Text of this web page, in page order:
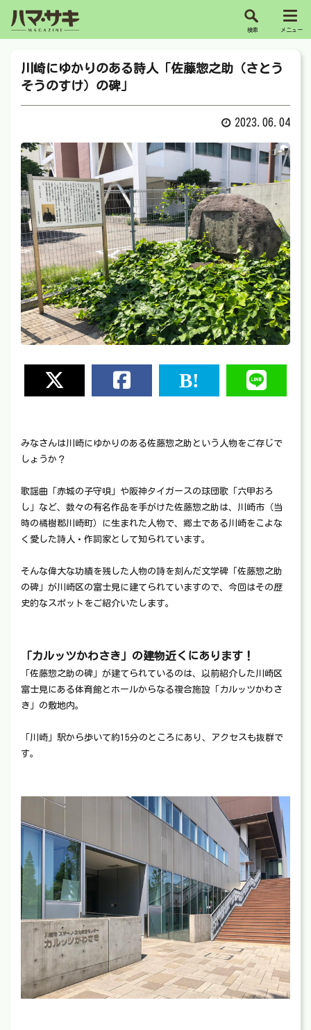
川崎にゆかりのある詩人「佐藤惣之助（さとう
そうのすけ）の碑」
2023.06.04
みなさんは川崎にゆかりのある佐藤惣之助という人物をご存じで
しょうか？
歌謡曲「赤城の子守唄」や阪神タイガースの球団歌「六甲おろ
し」など、数々の有名作品を手がけた佐藤惣之助は、川崎市（当
時の橘樹郡川崎町）に生まれた人物で、郷土である川崎をこよな
く愛した詩人・作詞家として知られています。
そんな偉大な功績を残した人物の詩を刻んだ文学碑「佐藤惣之助
の碑」が川崎区の富士見に建てられていますので、今回はその歴
史的なスポットをご紹介いたします。
「カルッツかわさき」の建物近くにあります！
「佐藤惣之助の碑」が建てられているのは、以前紹介した川崎区
富士見にある体育館とホールからなる複合施設「カルッツかわさ
き」の敷地内。
「川崎」駅から歩いて約15分のところにあり、アクセスも抜群で
す。